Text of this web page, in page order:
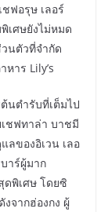
ฟอรุษ เลอร์
เศษยังไม่หมด
นตัวที่จำกัด
าร Lily’s
นตำรับที่เต็มไป
ชฟทาล่า บาชมี
ลของอิเวน เลอ
าร์ผู้มาก
ดพิเศษ โดยซิ
จากฮ่องกง ผู้